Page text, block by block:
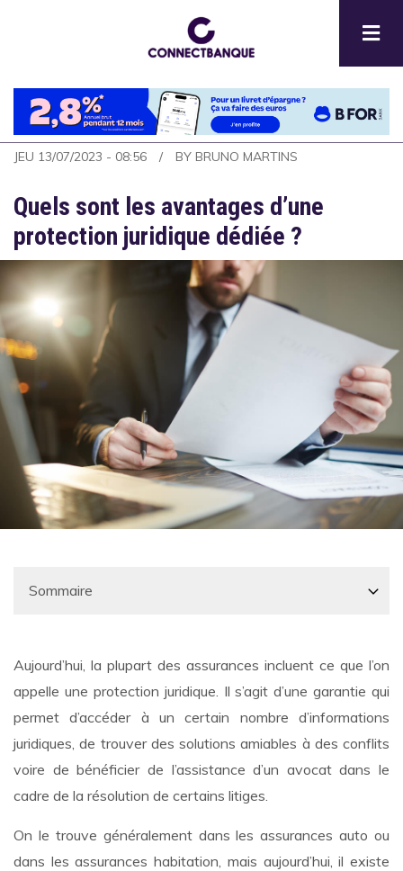
principal
JEU 13/07/2023 - 08:56 BY BRUNO MARTINS
Quels sont les avantages d’une
protection juridique dédiée ?
Aujourd’hui, la plupart des assurances incluent ce que l’on
appelle une protection juridique. Il s’agit d’une garantie qui
permet d’accéder à un certain nombre d’informations
juridiques, de trouver des solutions amiables à des conflits
voire de bénéficier de l’assistance d’un avocat dans le
cadre de la résolution de certains litiges.
On le trouve généralement dans les assurances auto ou
dans les assurances habitation, mais aujourd’hui, il existe